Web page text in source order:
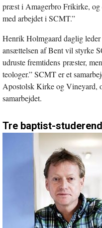
præst i Amagerbro Frikirke,
med arbejdet i SCMT.”
Henrik Holmgaard daglig
ansættelsen af Bent vil styrke
udruste fremtidens præster,
teologer.” SCMT er et
Apostolsk Kirke og Vineyard,
samarbejdet.
Tre baptist-